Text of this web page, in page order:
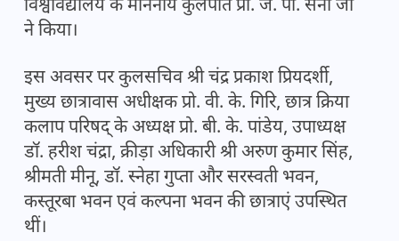
विश्वविद्यालय के माननीय कुलपति प्रो. जे. पी. सैनी जी
ने किया।
इस अवसर पर कुलसचिव श्री चंद्र प्रकाश प्रियदर्शी,
मुख्य छात्रावास अधीक्षक प्रो. वी. के. गिरि, छात्र क्रिया
कलाप परिषद् के अध्यक्ष प्रो. बी. के. पांडेय, उपाध्यक्ष
डॉ. हरीश चंद्रा, क्रीड़ा अधिकारी श्री अरुण कुमार सिंह,
श्रीमती मीनू, डॉ. स्नेहा गुप्ता और सरस्वती भवन,
कस्तूरबा भवन एवं कल्पना भवन की छात्राएं उपस्थित
थीं।